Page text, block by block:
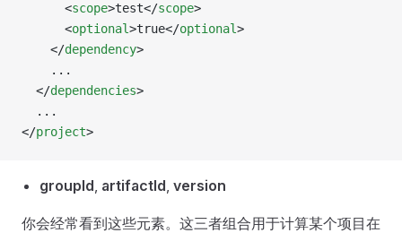
      <
scope>test</scope>
      <
optional>true</optional>
    </
dependency>
    ...
  </
dependencies>
  ...
</project>
groupId, artifactId, version
你会经常看到这些元素。这三者组合用于计算某个项目在